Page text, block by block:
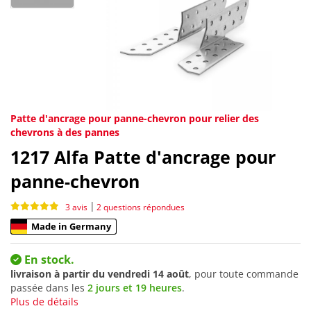
Patte d'ancrage pour panne-chevron pour relier des
chevrons à des pannes
1217 Alfa Patte d'ancrage pour
panne-chevron
3 avis | 2 questions répondues
Made in Germany
En stock.
livraison à partir du vendredi 14 août, pour toute commande
passée dans les 2 jours et 19 heures.
Plus de détails